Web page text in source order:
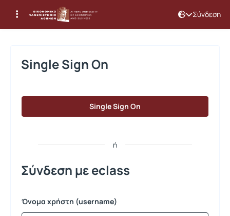
Σύνδεση
Σύνδεση
Single Sign On
Single Sign On
ή
Σύνδεση με eclass
Όνομα χρήστη (username)